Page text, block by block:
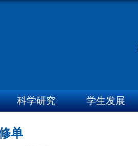
科学研究 学生发展
单